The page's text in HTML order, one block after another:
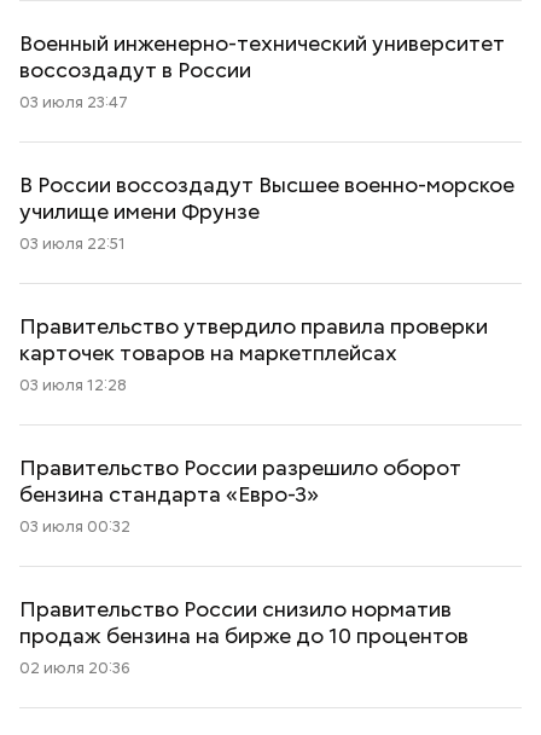
Военный инженерно-технический университет
воссоздадут в России
03 июля 23:47
В России воссоздадут Высшее военно-морское
училище имени Фрунзе
03 июля 22:51
Правительство утвердило правила проверки
карточек товаров на маркетплейсах
03 июля 12:28
Правительство России разрешило оборот
бензина стандарта «Евро-3»
03 июля 00:32
Правительство России снизило норматив
продаж бензина на бирже до 10 процентов
02 июля 20:36